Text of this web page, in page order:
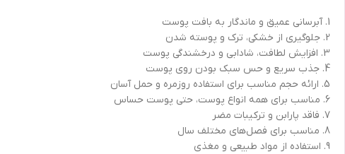
1. آبرسانی عمیق و ماندگار به بافت پوست
2. جلوگیری از خشکی، ترک و پوسته شدن
3. افزایش لطافت، شادابی و درخشندگی پوست
4. جذب سریع و حس سبک بودن روی پوست
5. ارائه حجم مناسب برای استفاده روزمره و حمل آسان
6. مناسب برای همه انواع پوست، حتی پوست حساس
7. فاقد پارابن و ترکیبات مضر
8. مناسب برای فصل‌های مختلف سال
9. استفاده از مواد طبیعی و مغذی